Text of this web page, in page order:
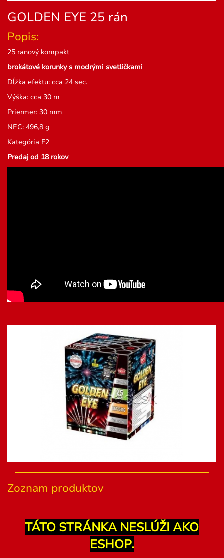
GOLDEN EYE 25 rán
Popis:
25 ranový kompakt
brokátové korunky s modrými svetličkami
Dĺžka efektu: cca 24 sec.
Výška: cca 30 m
Priermer: 30 mm
NEC: 496,8 g
Kategória F2
Predaj od 18 rokov
Zoznam produktov
TÁTO STRÁNKA NESLÚŽI AKO
ESHOP.